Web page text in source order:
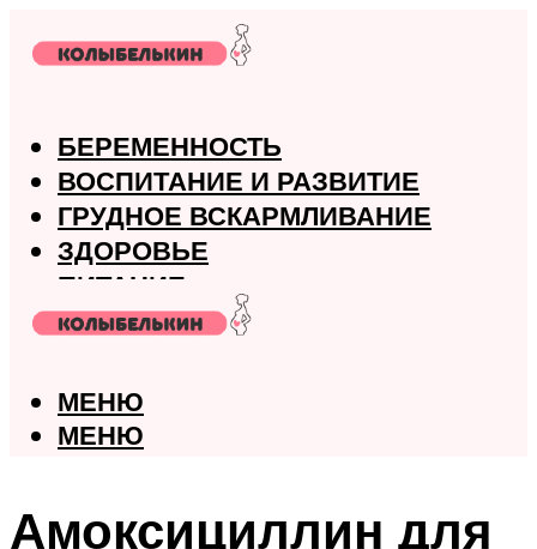
БЕРЕМЕННОСТЬ
ВОСПИТАНИЕ И РАЗВИТИЕ
ГРУДНОЕ ВСКАРМЛИВАНИЕ
ЗДОРОВЬЕ
ПИТАНИЕ
РОДЫ
МЕНЮ
МЕНЮ
Амоксициллин для